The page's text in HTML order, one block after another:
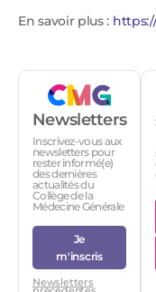
En savoir plus :
Newsletters
Inscrivez-vous aux
newsletters pour
rester informé(e)
des dernières
actualités du
Collège de la
Médecine Générale
Je
m'inscris
Newsletters